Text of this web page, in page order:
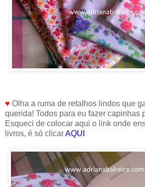
♥ Olha a ruma de retalhos lindos que
querida! Todos para eu fazer capinhas
Esqueci de colocar aqui o link onde
livros, é só clicarAQUI